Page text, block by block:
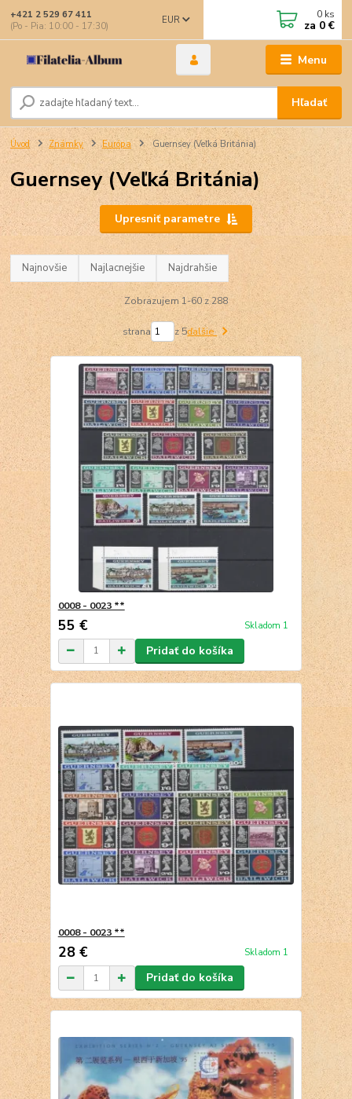
Menu
EUR
Hľadať
+421 2 529 67 411
(Po - Pia: 10:00 - 17:30)
0 ks
za 0 €
Úvod Známky Európa Guernsey (Veľká Británia)
Guernsey (Veľká Británia)
Upresniť parametre
Najnovšie Najlacnejšie Najdrahšie
Zobrazujem 1-60 z 288
strana z 5ďalšie
0008 - 0023 **
55 € Skladom 1
Pridať do košíka
0008 - 0023 **
28 € Skladom 1
Pridať do košíka